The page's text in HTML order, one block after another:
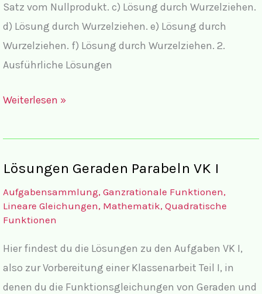
Satz vom Nullprodukt. c) Lösung durch Wurzelziehen.
d) Lösung durch Wurzelziehen. e) Lösung durch
Wurzelziehen. f) Lösung durch Wurzelziehen. 2.
Ausführliche Lösungen
Lösungen
Gleichungen
Vermischte
Aufgaben
mit
Lösungsweg
Weiterlesen »
Lösungen Geraden Parabeln VK I
Aufgabensammlung, Ganzrationale Funktionen,
Lineare Gleichungen, Mathematik, Quadratische
Funktionen
Hier findest du die Lösungen zu den Aufgaben VK I,
also zur Vorbereitung einer Klassenarbeit Teil I, in
denen du die Funktionsgleichungen von Geraden und